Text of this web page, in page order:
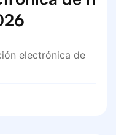
electrónica de